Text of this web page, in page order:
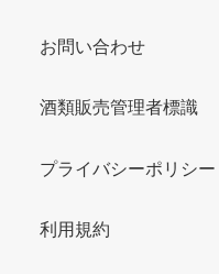
お問い合わせ
酒類販売管理者標識
プライバシーポリシー
利用規約